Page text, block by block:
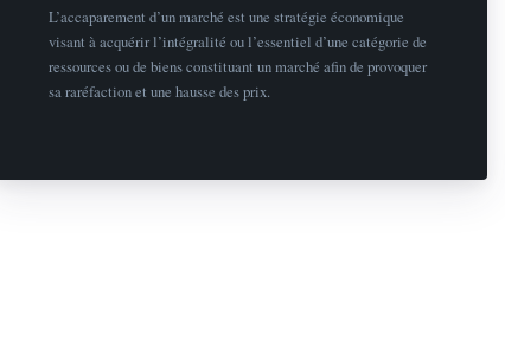
L’accaparement d’un marché est une stratégie économique
visant à acquérir l’intégralité ou l’essentiel d’une catégorie de
ressources ou de biens constituant un marché afin de provoquer
sa raréfaction et une hausse des prix.